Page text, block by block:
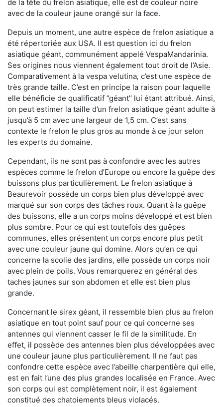
de la tête du frelon asiatique, elle est de couleur noire
avec de la couleur jaune orangé sur la face.
Depuis un moment, une autre espèce de frelon asiatique a
été répertoriée aux USA. Il est question ici du frelon
asiatique géant, communément appelé VespaMandarinia.
Ses origines nous viennent également tout droit de l’Asie.
Comparativement à la vespa velutina, c’est une espèce de
très grande taille. C’est en principe la raison pour laquelle
elle bénéficie de qualificatif ‘’géant’’ lui étant attribué. Ainsi,
on peut estimer la taille d’un frelon asiatique géant adulte à
jusqu’à 5 cm avec une largeur de 1,5 cm. C’est sans
contexte le frelon le plus gros au monde à ce jour selon
les experts du domaine.
Cependant, ils ne sont pas à confondre avec les autres
espèces comme le frelon d’Europe ou encore la guêpe des
buissons plus particulièrement. Le frelon asiatique à
Beaurevoir possède un corps bien plus développé avec
marqué sur son corps des tâches roux. Quant à la guêpe
des buissons, elle a un corps moins développé et est bien
plus sombre. Pour ce qui est toutefois des guêpes
communes, elles présentent un corps encore plus petit
avec une couleur jaune qui domine. Alors qu’en ce qui
concerne la scolie des jardins, elle possède un corps noir
avec plein de poils. Vous remarquerez en général des
taches jaunes sur son abdomen et elle est bien plus
grande.
Concernant le sirex géant, il ressemble bien plus au frelon
asiatique en tout point sauf pour ce qui concerne ses
antennes qui viennent casser le fil de la similitude. En
effet, il possède des antennes bien plus développées avec
une couleur jaune plus particulièrement. Il ne faut pas
confondre cette espèce avec l’abeille charpentière qui elle,
est en fait l’une des plus grandes localisée en France. Avec
son corps qui est complètement noir, il est également
constitué des chatoiements bleus violacés.